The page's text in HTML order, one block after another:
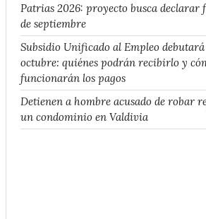
Patrias 2026: proyecto busca declarar
de septiembre
Subsidio Unificado al Empleo
octubre: quiénes podrán recibirlo y
funcionarán los pagos
Detienen a hombre acusado de robar
un condominio en Valdivia